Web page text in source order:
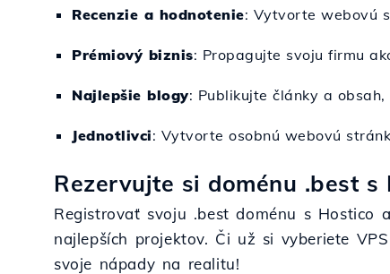
Recenzie a hodnotenie: Vytvorte webovú
Prémiový biznis: Propagujte svoju firmu
Najlepšie blogy: Publikujte články a
Jednotlivci: Vytvorte osobnú webovú
Rezervujte si doménu .best s
Registrovať svoju .best doménu s Hostico
najlepších projektov. Či už si vyberiete
svoje nápady na realitu!